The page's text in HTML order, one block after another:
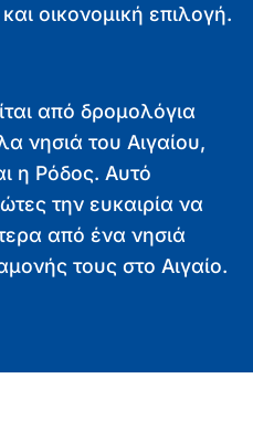
οικονομική επιλογή.
από δρομολόγια
νησιά του Αιγαίου,
η Ρόδος. Αυτό
την ευκαιρία να
από ένα νησιά
τους στο Αιγαίο.